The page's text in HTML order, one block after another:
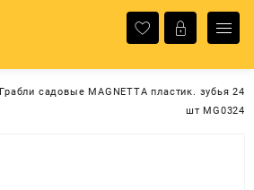
Грабли садовые MAGNETTA пластик. зубья 24
шт MG0324